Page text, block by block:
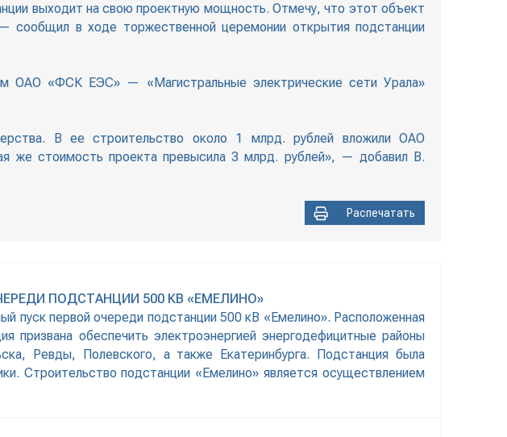
выходит на свою проектную мощность. Отмечу, что этот объект
сообщил в ходе торжественной церемонии открытия подстанции
ОАО «ФСК ЕЭС» — «Магистральные электрические сети Урала»
В ее строительство около 1 млрд. рублей вложили ОАО
же стоимость проекта превысила 3 млрд. рублей», — добавил В.
Распечатать
ПОДСТАНЦИИ 500 КВ «ЕМЕЛИНО»
пуск первой очереди подстанции 500 кВ «Емелино». Расположенная
призвана обеспечить электроэнергией энергодефицитные районы
Ревды, Полевского, а также Екатеринбурга. Подстанция была
Строительство подстанции «Емелино» является осуществлением